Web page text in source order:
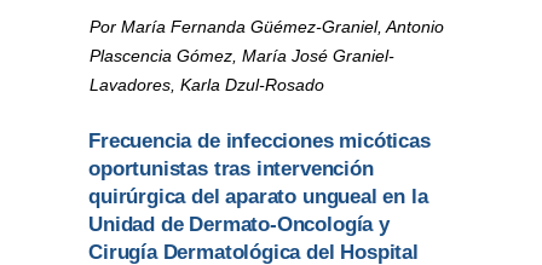
Por María Fernanda Güémez-Graniel, Antonio
Plascencia Gómez, María José Graniel-
Lavadores, Karla Dzul-Rosado
Frecuencia de infecciones micóticas
oportunistas tras intervención
quirúrgica del aparato ungueal en la
Unidad de Dermato-Oncología y
Cirugía Dermatológica del Hospital